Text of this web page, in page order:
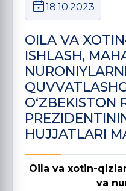
18.10.2023
OILA VA
ISHLASH,
OʻZBEKISTON
HUJJATLARI
Oila va xotin-
va